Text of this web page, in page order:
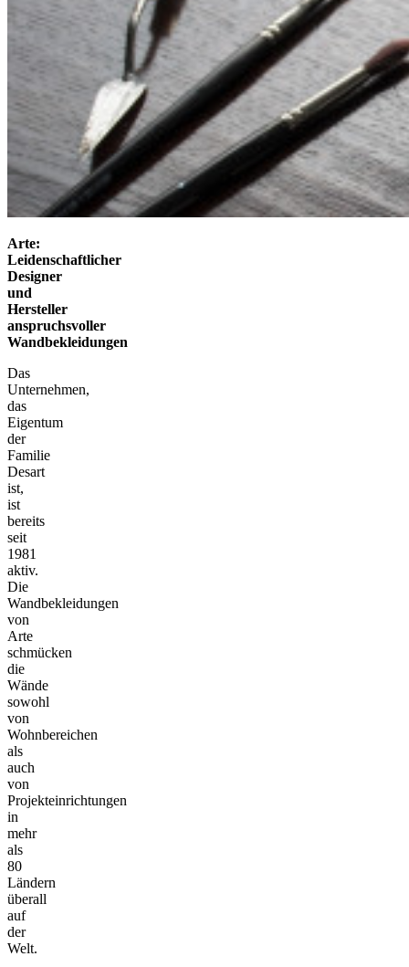
Arte:
Leidenschaftlicher
Designer
und
Hersteller
anspruchsvoller
Wandbekleidungen
Das
Unternehmen,
das
Eigentum
der
Familie
Desart
ist,
ist
bereits
seit
1981
aktiv.
Die
Wandbekleidungen
von
Arte
schmücken
die
Wände
sowohl
von
Wohnbereichen
als
auch
von
Projekteinrichtungen
in
mehr
als
80
Ländern
überall
auf
der
Welt.